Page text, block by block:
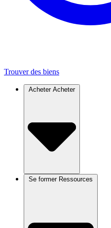
Trouver des biens
Acheter Acheter
Se former